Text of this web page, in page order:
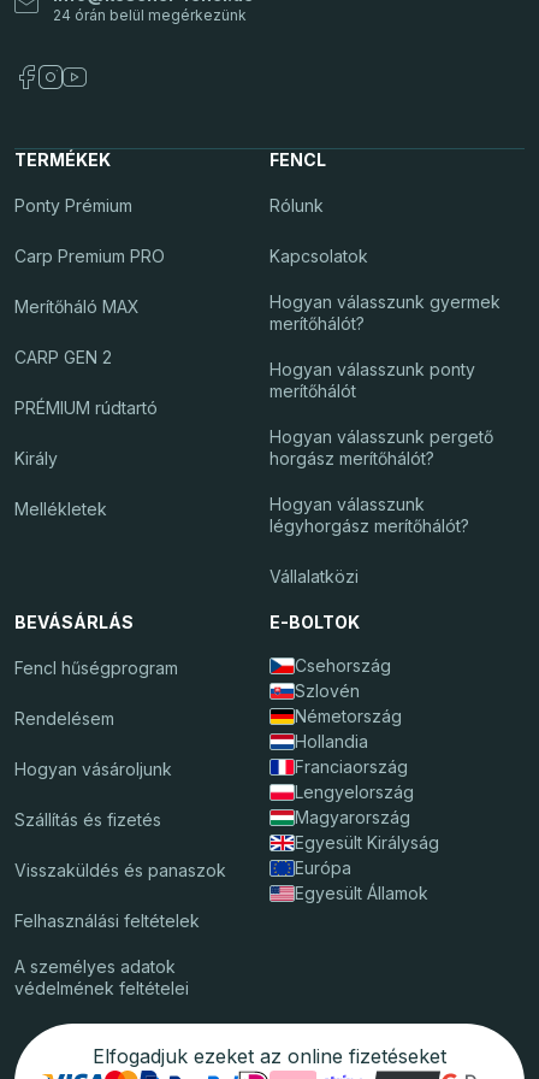
TERMÉKEK
Ponty Prémium
Carp Premium PRO
Merítőháló MAX
CARP GEN 2
PRÉMIUM rúdtartó
Király
Mellékletek
FENCL
Rólunk
Kapcsolatok
Hogyan válasszunk gyermek
merítőhálót?
Hogyan válasszunk ponty
merítőhálót
Hogyan válasszunk pergető
horgász merítőhálót?
Hogyan válasszunk
légyhorgász merítőhálót?
Vállalatközi
BEVÁSÁRLÁS
Fencl hűségprogram
Rendelésem
Hogyan vásároljunk
Szállítás és fizetés
Visszaküldés és panaszok
Felhasználási feltételek
A személyes adatok
védelmének feltételei
E-BOLTOK
Csehország
Szlovén
Németország
Hollandia
Franciaország
Lengyelország
Magyarország
Egyesült Királyság
Európa
Egyesült Államok
Elfogadjuk ezeket az online fizetéseket